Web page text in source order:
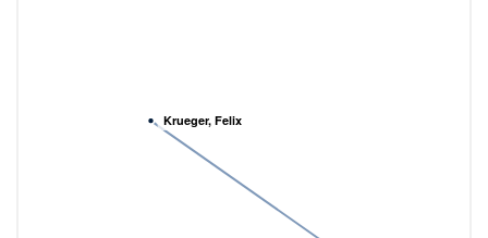
Krueger, Felix